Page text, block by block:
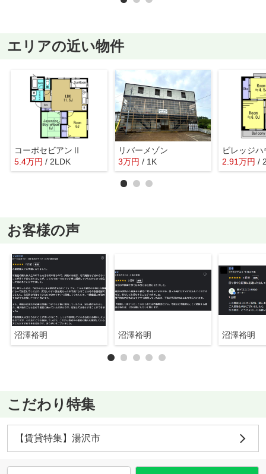
エリアの近い物件
コーポセビアンⅡ
5.4万円 / 2LDK
リバーメゾン
3万円 / 1K 2.91万円 /
お客様の声
沼澤裕明 沼澤裕明 沼澤裕明
こだわり特集
【賃貸特集】湯沢市